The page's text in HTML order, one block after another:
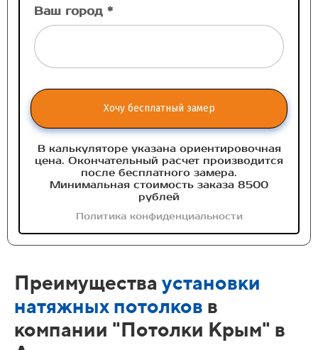
Ваш город *
Хочу бесплатный замер
В калькуляторе указана ориентировочная
цена. Окончательный расчет производится
после бесплатного замера.
Минимальная стоимость заказа 8500
рублей
Политика конфиденциальности
Преимущества установки
натяжных потолков в
компании "Потолки Крым" в